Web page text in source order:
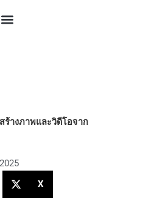
ร้างภาพและวิดีโอจาก
X